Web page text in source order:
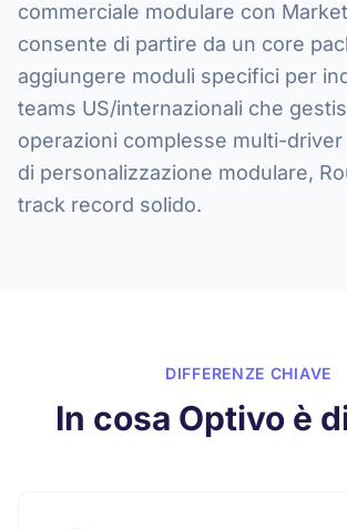
commerciale modulare con
consente di partire da un core
aggiungere moduli specifici per
teams US/internazionali che
operazioni complesse multi-
di personalizzazione modulare,
track record solido.
DIFFERENZE CHIAVE
In cosa Optivo è